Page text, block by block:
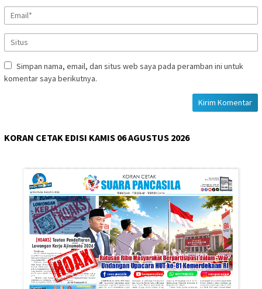
Simpan nama, email, dan situs web saya pada peramban ini untuk
komentar saya berikutnya.
KORAN CETAK EDISI KAMIS 06 AGUSTUS 2026